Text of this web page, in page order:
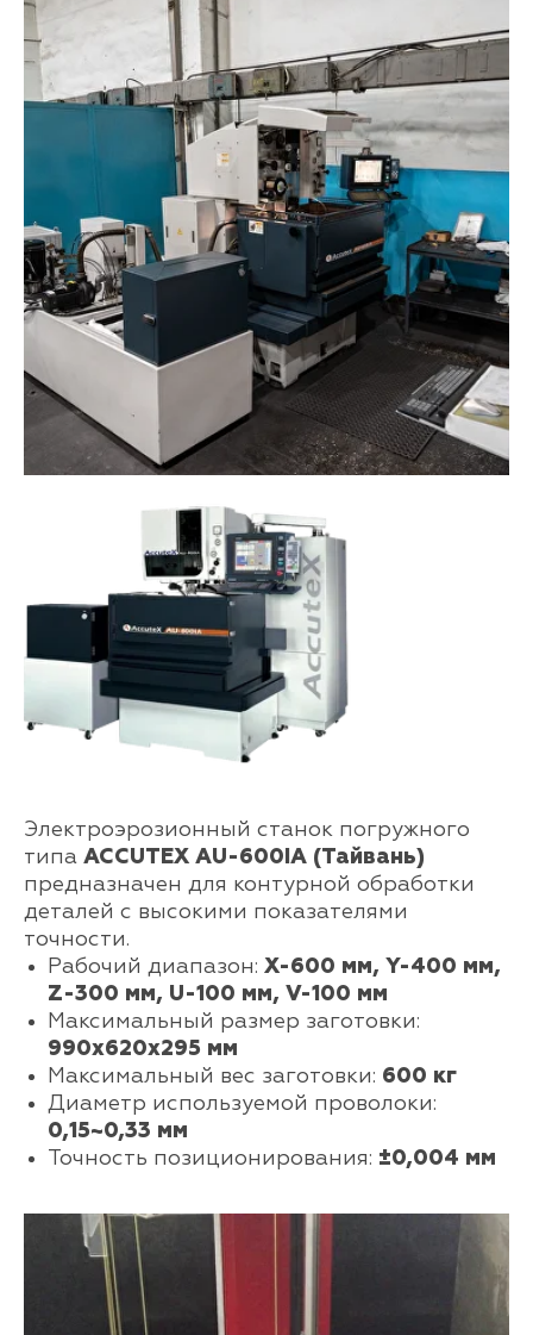
Электроэрозионный станок погружного
типа ACCUTEX AU-600IA (Тайвань)
предназначен для контурной обработки
деталей с высокими показателями
точности.
Рабочий диапазон: Х-600 мм, Y-400 мм,
Z-300 мм, U-100 мм, V-100 мм
Максимальный размер заготовки:
990х620х295 мм
Максимальный вес заготовки: 600 кг
Диаметр используемой проволоки:
0,15~0,33 мм
Точность позиционирования: ±0,004 мм